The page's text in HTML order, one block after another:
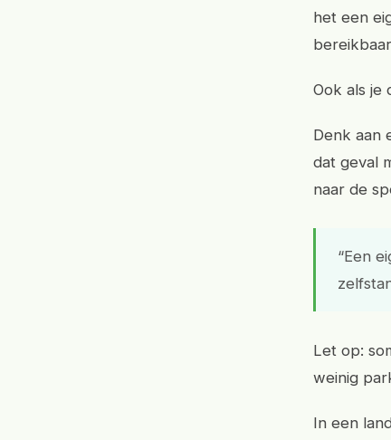
het een
Ook als je
Denk aan
dat geval
naar de
“Een
Let op:
weinig
In een